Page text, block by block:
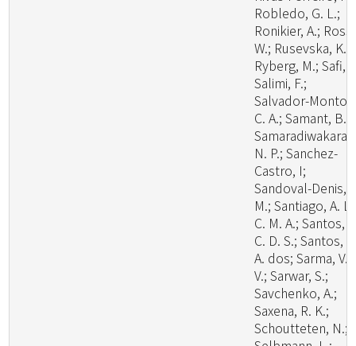
Robledo, G. L.;
Ronikier, A.;
W.; Rusevska, K.;
Ryberg, M.; Safi,
Salimi, F.;
Salvador-
C. A.; Samant, B.;
Samaradiwakara,
N. P.; Sanchez-
Castro, I;
Sandoval-Denis,
M.; Santiago, A. L.
C. M. A.; Santos,
C. D. S.; Santos,
A. dos; Sarma, V.
V.; Sarwar, S.;
Savchenko, A.;
Saxena, R. K.;
Schoutteten, N.;